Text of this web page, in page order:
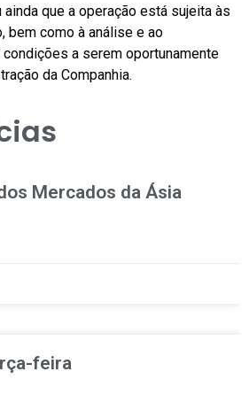
que a operação está sujeita às
bem como à análise e ao
a serem oportunamente
da Companhia.
Mercados da Ásia
feira